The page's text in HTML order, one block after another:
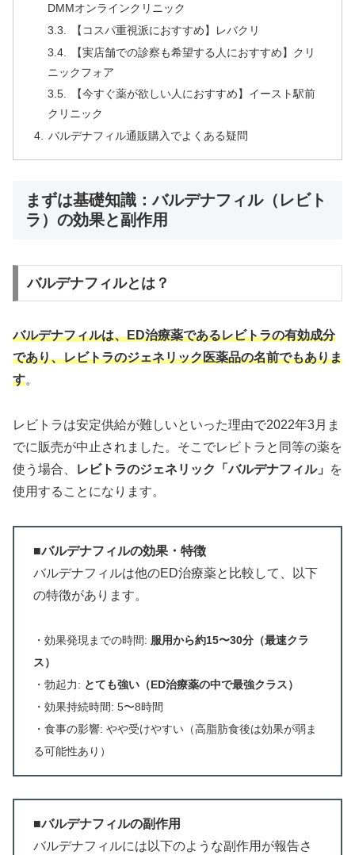
DMMオンラインクリニック
【コスパ重視派におすすめ】レバクリ
【実店舗での診察も希望する人におすすめ】クリ
ニックフォア
【今すぐ薬が欲しい人におすすめ】イースト駅前
クリニック
バルデナフィル通販購入でよくある疑問
まずは基礎知識：バルデナフィル（レビト
ラ）の効果と副作用
バルデナフィルとは？
バルデナフィルは、ED治療薬であるレビトラの有効成分
であり、レビトラのジェネリック医薬品の名前でもありま
す。
レビトラは安定供給が難しいといった理由で2022年3月ま
でに販売が中止されました。そこでレビトラと同等の薬を
使う場合、
レビトラのジェネリック「バルデナフィル」
を
使用することになります。
■バルデナフィルの効果・特徴
バルデナフィルは他のED治療薬と比較して、以下
の特徴があります。
・効果発現までの時間: 服用から約15〜30分（最速クラ
ス）
・勃起力: とても強い（ED治療薬の中で最強クラス）
・効果持続時間: 5〜8時間
・食事の影響: やや受けやすい（高脂肪食後は効果が弱ま
る可能性あり）
■バルデナフィルの副作用
バルデナフィルには以下のような副作用が報告さ